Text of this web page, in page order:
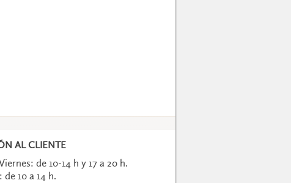
AL CLIENTE
de 10-14 h y 17 a 20 h.
de 10 a 14 h.